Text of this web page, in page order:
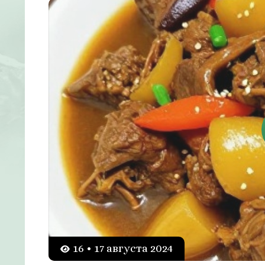
16 • 17 августа 2024